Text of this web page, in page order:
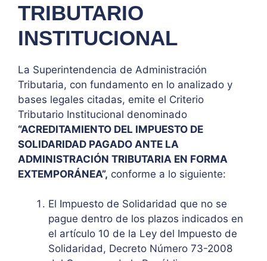
TRIBUTARIO
INSTITUCIONAL
La Superintendencia de Administración
Tributaria, con fundamento en lo analizado y
bases legales citadas, emite el Criterio
Tributario Institucional denominado
“ACREDITAMIENTO DEL IMPUESTO DE
SOLIDARIDAD PAGADO ANTE LA
ADMINISTRACIÓN TRIBUTARIA EN FORMA
EXTEMPORÁNEA”, conforme a lo siguiente:
El Impuesto de Solidaridad que no se
pague dentro de los plazos indicados en
el artículo 10 de la Ley del Impuesto de
Solidaridad, Decreto Número 73-2008